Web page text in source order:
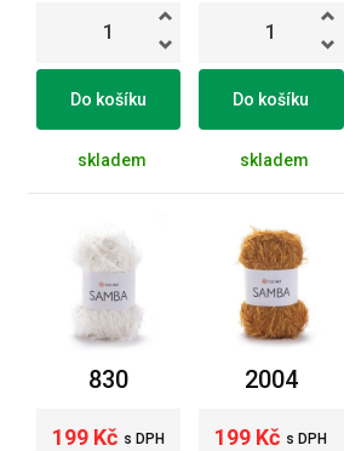
Do košíku
skladem
Do košíku
skladem
830
199 Kč s DPH
2004
199 Kč s DPH